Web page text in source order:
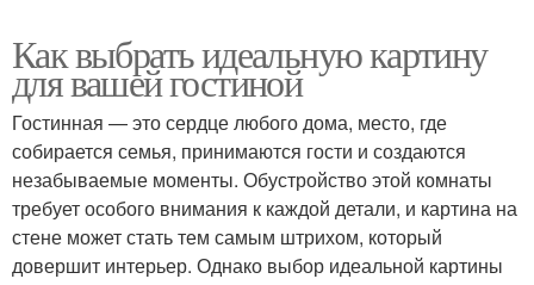
Как выбрать идеальную картину
для вашей гостиной
Гостинная — это сердце любого дома, место, где
собирается семья, принимаются гости и создаются
незабываемые моменты. Обустройство этой комнаты
требует особого внимания к каждой детали, и картина на
стене может стать тем самым штрихом, который
довершит интерьер. Однако выбор идеальной картины